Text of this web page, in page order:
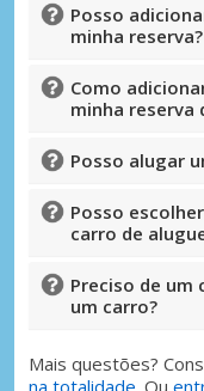
Posso
minha reserva?
Como
minha reserva
Posso alugar
Posso
carro de
Preciso de
um carro?
Mais questões?
na totalidade . Ou